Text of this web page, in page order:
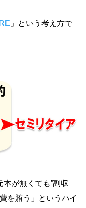
」という考え方で
本が無くても”副収
を賄う」というハイ